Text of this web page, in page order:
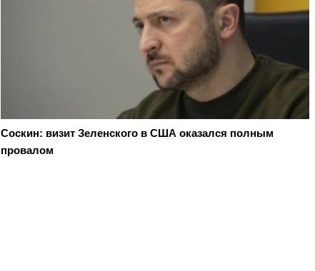
Соскин: визит Зеленского в США оказался полным
провалом